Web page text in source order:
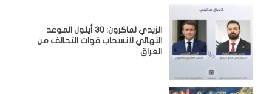
الزيدي لماكرون: 30 أيلول الموعد
النهائي لانسحاب قوات التحالف من
العراق